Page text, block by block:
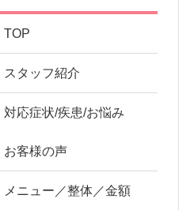
TOP
スタッフ紹介
対応症状/疾患/お悩み
お客様の声
メニュー／整体／金額